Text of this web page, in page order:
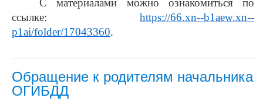
С материалами можно ознакомиться по
ссылке: https://66.xn--b1aew.xn--
p1ai/folder/17043360.
Обращение к родителям начальника
ОГИБДД